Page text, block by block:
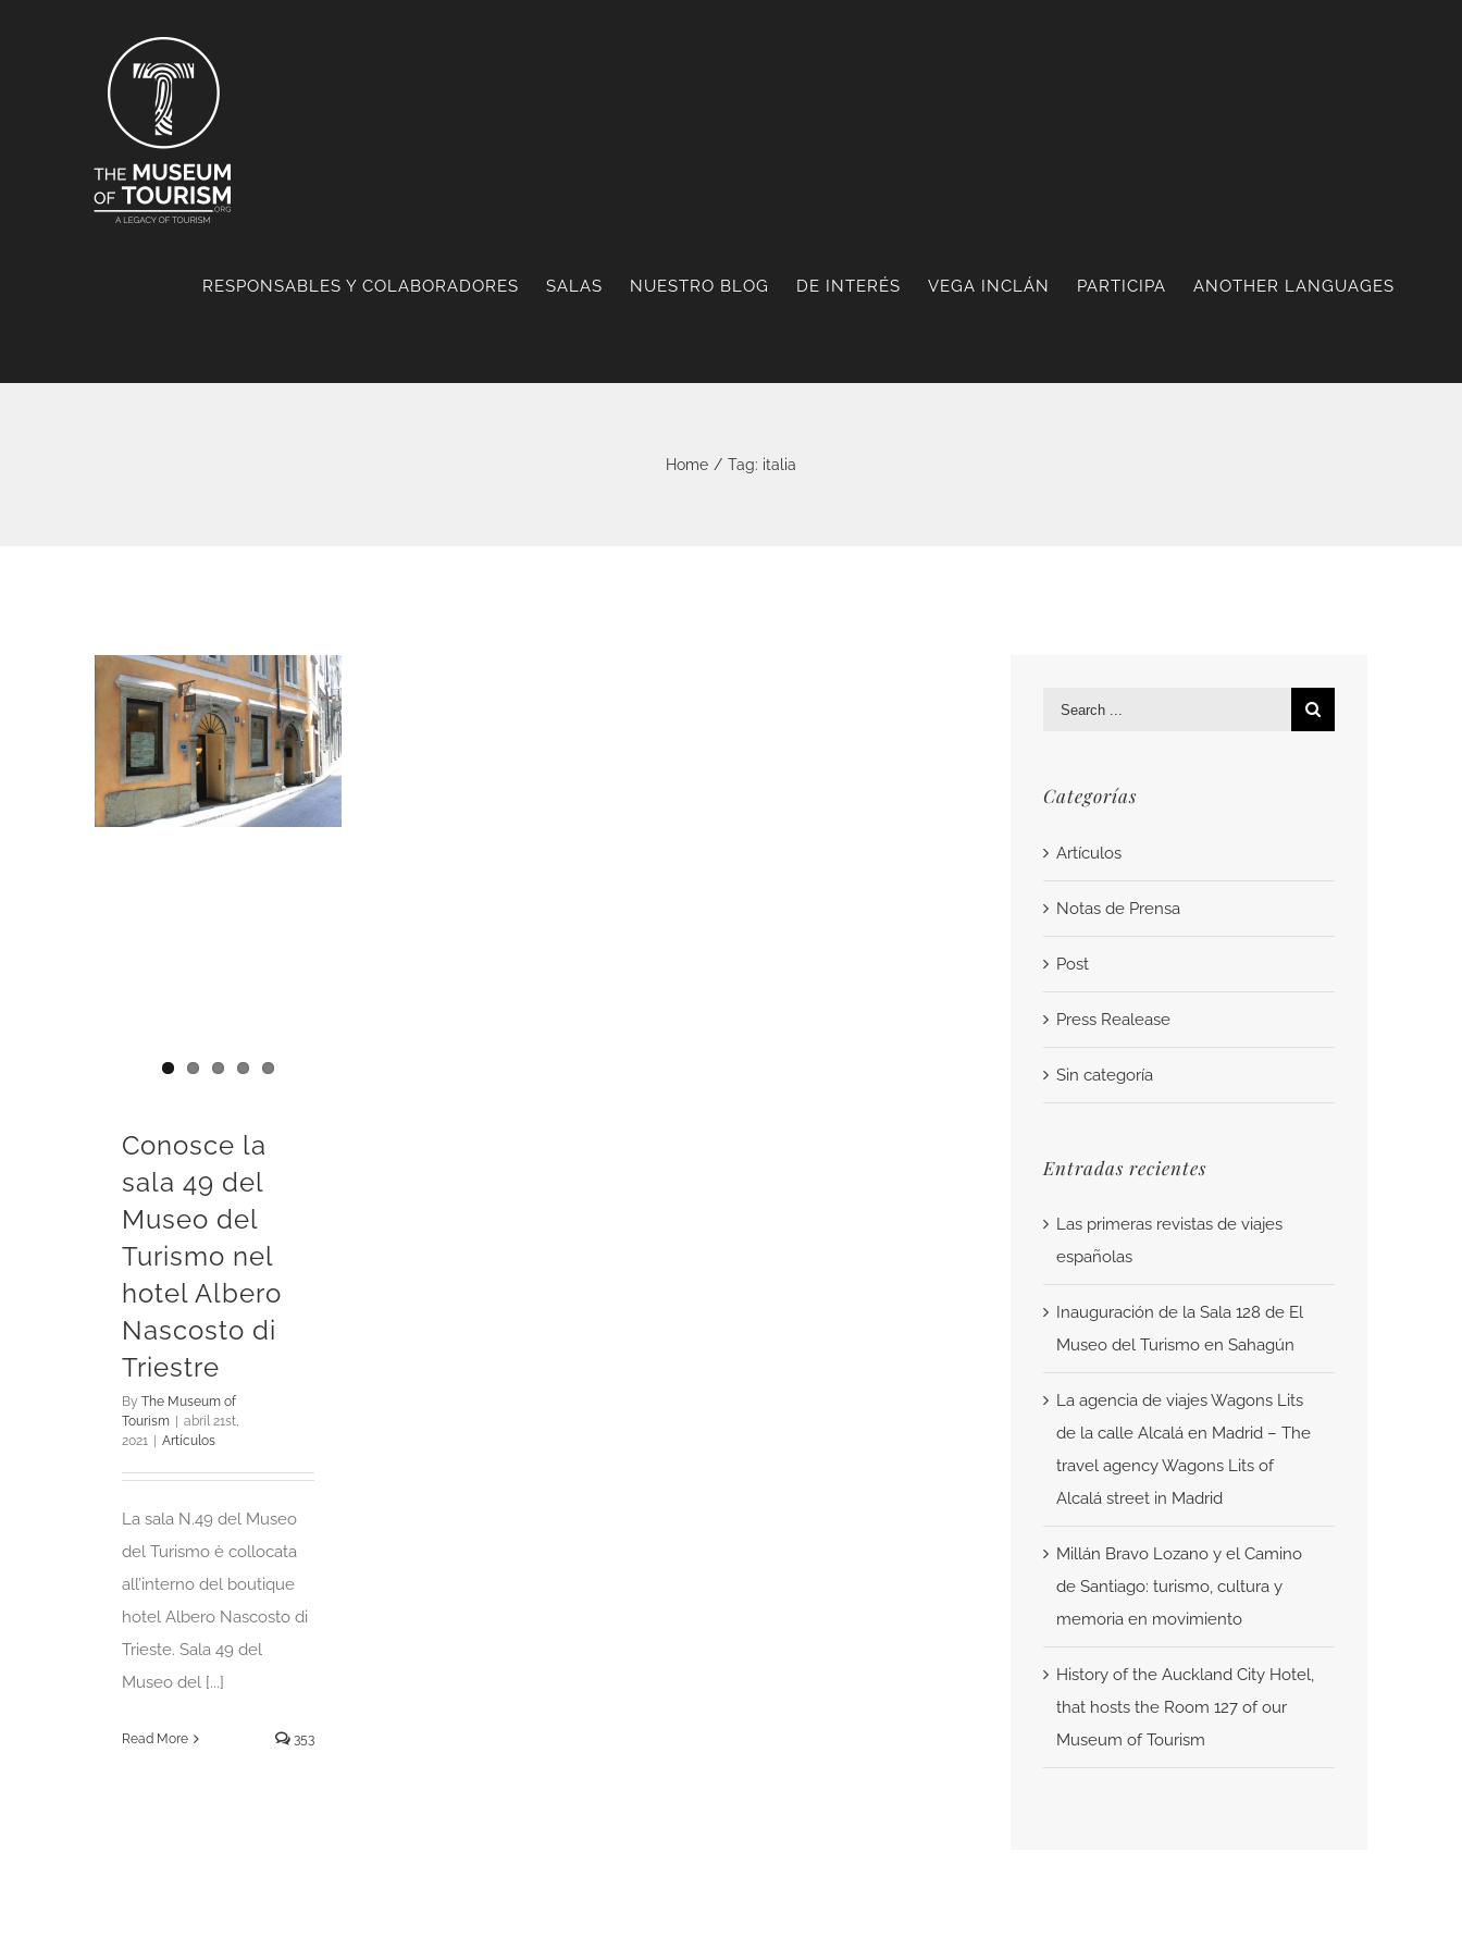
RESPONSABLES Y COLABORADORES SALAS NUESTRO BLOG DE INTERÉS VEGA INCLÁN PARTICIPA ANOTHER LANGUAGES
Home / Tag: italia
Conosce la sala 49 del
Museo del Turismo nel
di Triestre
Conosce la
sala 49 del
Museo del
Turismo nel
hotel Albero
Nascosto di
Triestre
By The Museum of
Tourism
abril 21st,
2021
Artículos
La sala N.49 del Museo
del Turismo è collocata
all’interno del boutique
hotel Albero Nascosto di
Trieste. Sala 49 del
Museo del [...]
Read More 353
Search
Categorías
Artículos
Notas de Prensa
Post
Press Realease
Sin categoría
Entradas recientes
Las primeras revistas de viajes
españolas
Inauguración de la Sala 128 de El
Museo del Turismo en Sahagún
La agencia de viajes Wagons Lits
de la calle Alcalá en Madrid – The
travel agency Wagons Lits of
Alcalá street in Madrid
Millán Bravo Lozano y el Camino
de Santiago: turismo, cultura y
memoria en movimiento
History of the Auckland City Hotel,
that hosts the Room 127 of our
Museum of Tourism